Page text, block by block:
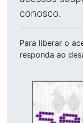
conosco.
Para liberar o
responda ao